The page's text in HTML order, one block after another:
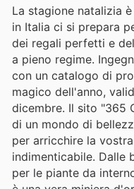
La stagione natalizia
in Italia ci si prepara
dei regali perfetti e
a pieno regime.
con un catalogo di
magico dell'anno,
dicembre. Il sito "365
di un mondo di
per arricchire la
indimenticabile. Dalle
per le piante da